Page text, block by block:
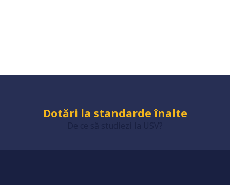
Grad de încredere ridicat